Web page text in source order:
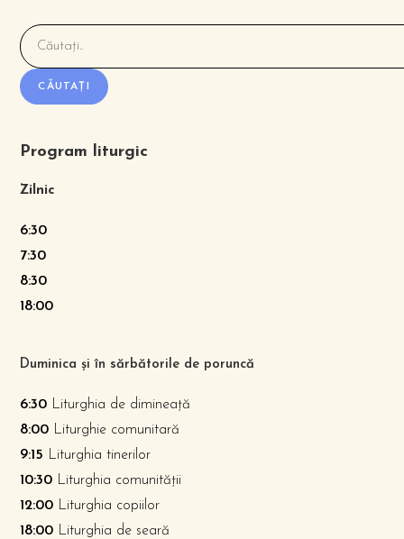
CĂUTAȚI
Program liturgic
Zilnic
6:30
7:30
8:30
18:00
Duminica și în sărbătorile de poruncă
6:30 Liturghia de dimineață
8:00 Liturghie comunitară
9:15 Liturghia tinerilor
10:30 Liturghia comunității
12:00 Liturghia copiilor
18:00 Liturghia de seară